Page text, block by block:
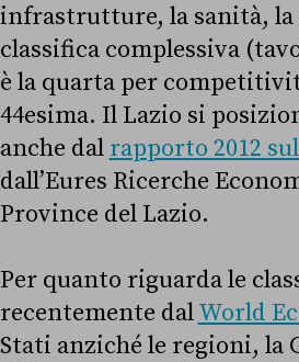
infrastrutture, la sanità, la
classifica complessiva
è la quarta per
44esima. Il Lazio si
anche dal rapporto 2012
dall’Eures Ricerche
Province del Lazio.
Per quanto riguarda le
recentemente dalWorld
Stati anziché le regioni, la